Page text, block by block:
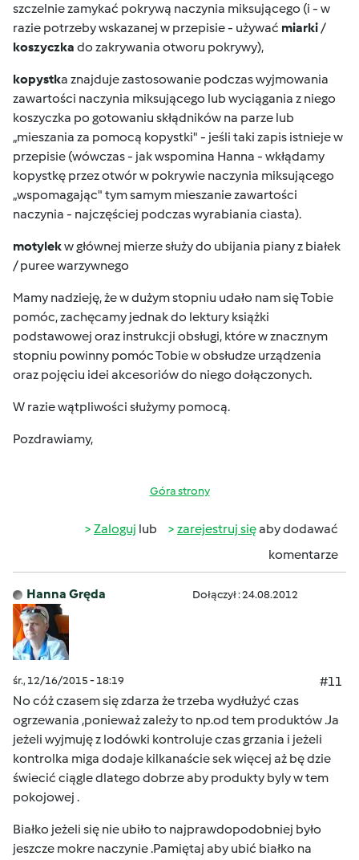
szczelnie zamykać pokrywą naczynia miksującego (i - w
razie potrzeby wskazanej w przepisie - używać miarki/
koszyczka do zakrywania otworu pokrywy),
kopystka znajduje zastosowanie podczas wyjmowania
zawartości naczynia miksującego lub wyciągania z niego
koszyczka po gotowaniu skłądników na parze lub
„mieszania za pomocą kopystki" - jeśli taki zapis istnieje w
przepisie (wówczas - jak wspomina Hanna - wkłądamy
kopystkę przez otwór w pokrywie naczynia miksującego
„wspomagając" tym samym mieszanie zawartości
naczynia - najczęściej podczas wyrabiania ciasta).
motylekw głównej mierze służy do ubijania piany z białek
/ puree warzywnego
Mamy nadzieję, że w dużym stopniu udało nam się Tobie
pomóc, zachęcamy jednak do lektury książki
podstawowej oraz instrukcji obsługi, które w znacznym
stopniu powinny pomóc Tobie w obsłudze urządzenia
oraz pojęciu idei akcesoriów do niego dołączonych.
W razie wątpliwości służymy pomocą.
Pozdrawiamy,
Góra strony
Zaloguj lub zarejestruj sięaby dodawać
komentarze
Hanna Gręda Dołączył : 24.08.2012
śr., 12/16/2015 - 18:19
#11
No cóż czasem się zdarza że trzeba wydłużyć czas
ogrzewania ,ponieważ zależy to np.od tem produktów .Ja
jeżeli wyjmuję z lodówki kontroluje czas grzania i jeżeli
kontrolka miga dodaje kilkanaście sek więcej aż bę dzie
świecić ciągle dlatego dobrze aby produkty byly w tem
pokojowej .
Białko jeżeli się nie ubiło to najprawdopodobniej było
jeszcze mokre naczynie .Pamiętaj aby ubić białko na